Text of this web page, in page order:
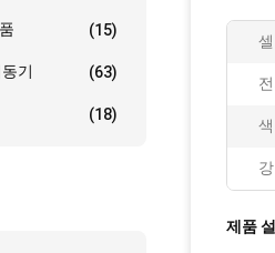
(15)
기 (63)
(18)
제품